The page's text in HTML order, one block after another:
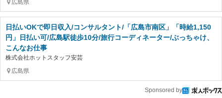
広島県
日払いOKで即日収入/コンサルタント/「広島市南区」「時給1,150
円」日払い可/広島駅徒歩10分/旅行コーディネーター/ぶっちゃけ、
こんなお仕事
株式会社ホットスタッフ安芸
広島県
Sponsored by